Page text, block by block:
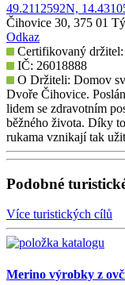
49.2112592N,
Čihovice 30, 375 01
Odkaz
Certifikovaný
IČ: 26018888
O Držiteli: Domov
Dvoře Čihovice.
lidem se zdravotním
běžného života. Díky
rukama vznikají tak
Podobné
Více turistických cílů
Merino výrobky z